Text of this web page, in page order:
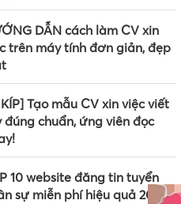
DẪN cách làm CV xin
trên máy tính đơn giản, đẹp
Tạo mẫu CV xin việc viết
đúng chuẩn, ứng viên đọc
10 website đăng tin tuyển
sự miễn phí hiệu quả 2024